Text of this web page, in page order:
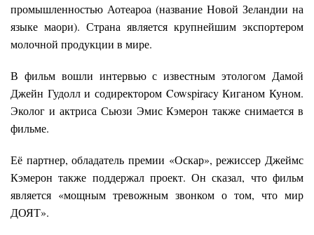
промышленностью Аотеароа (название Новой Зеландии на
языке маори). Страна является крупнейшим экспортером
молочной продукции в мире.
В фильм вошли интервью с известным этологом Дамой
Джейн Гудолл и содиректором Cowspiracy Киганом Куном.
Эколог и актриса Сьюзи Эмис Кэмерон также снимается в
фильме.
Её партнер, обладатель премии «Оскар», режиссер Джеймс
Кэмерон также поддержал проект. Он сказал, что фильм
является «мощным тревожным звонком о том, что мир
ДОЯТ».